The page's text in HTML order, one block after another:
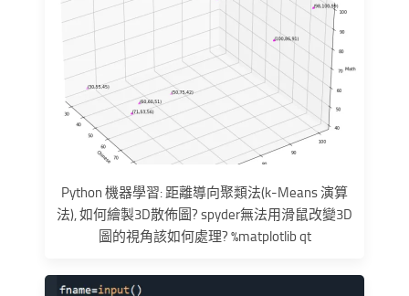
Python 機器學習: 距離導向聚類法(k-Means 演算
法), 如何繪製3D散佈圖? spyder無法用滑鼠改變3D
圖的視角該如何處理? %matplotlib qt